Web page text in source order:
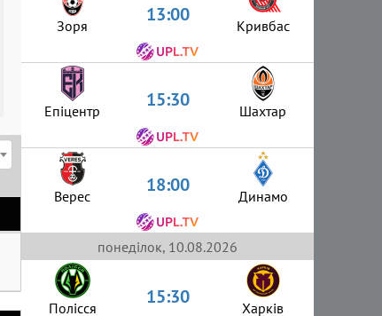
Зоря 13:00 Кривбас
Епіцентр 15:30 Шахтар
Верес 18:00 Динамо
понеділок, 10.08.2026
Полісся 15:30 Харків